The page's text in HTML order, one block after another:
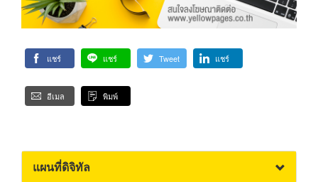
แชร์ แชร์ Tweet แชร์
อีเมล พิมพ์
แผนที่ดิจิทัล